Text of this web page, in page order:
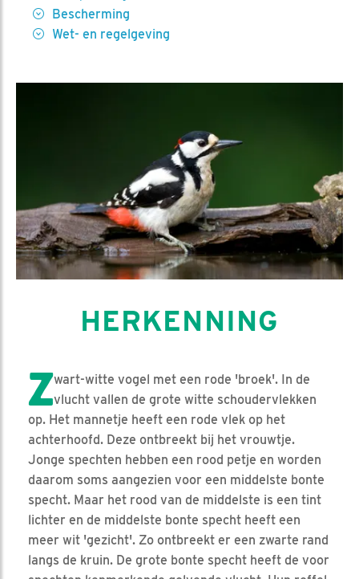
Bescherming
Wet- en regelgeving
HERKENNING
Zwart-witte vogel met een rode 'broek'. In de
vlucht vallen de grote witte schoudervlekken
op. Het mannetje heeft een rode vlek op het
achterhoofd. Deze ontbreekt bij het vrouwtje.
Jonge spechten hebben een rood petje en worden
daarom soms aangezien voor een middelste bonte
specht. Maar het rood van de middelste is een tint
lichter en de middelste bonte specht heeft een
meer wit 'gezicht'. Zo ontbreekt er een zwarte rand
langs de kruin. De grote bonte specht heeft de voor